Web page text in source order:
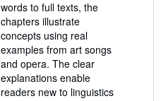
words to full texts, the
chapters illustrate
concepts using real
examples from art songs
and opera. The clear
explanations enable
readers new to linguistics